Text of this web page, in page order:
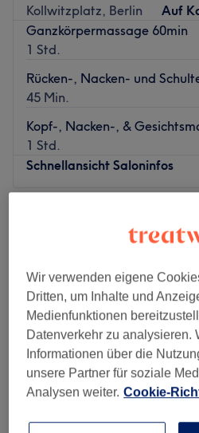
Kollwitzplatz, Berlin
Auf
Ganzkörpermassage 60min
1 Std.
Rücken-, Nacken- und
45 Min.
Kopf-, Nacken-, &
1 Std.
Schnellansicht Saloninfos
Freitag
Samstag
Sonntag
Suwaya - Massage Berlin im
vielfältiges Angebot an
Blockaden und Verspannungen
Wahl den Kampf ansagen.
Wir verwenden eigene
Dritten, um Inhalte und
Medienfunktionen
Datenverkehr zu analysieren.
Informationen über die
unsere Partner für soziale
Analysen weiter. Cookie-